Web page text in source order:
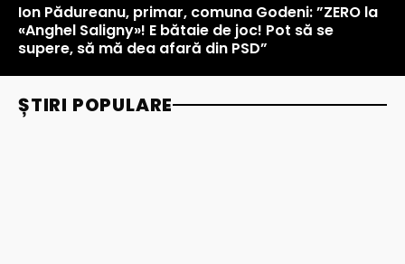
Ion Pădureanu, primar, comuna Godeni: ”ZERO la
«Anghel Saligny»! E bătaie de joc! Pot să se
supere, să mă dea afară din PSD”
ȘTIRI POPULARE